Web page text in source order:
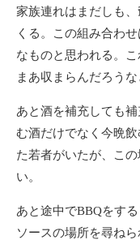
家族連れはまだしも
くる。この組み合わ
なものと思われる。
まあ収まらんだろうな
あと酒を補充しても
む酒だけでなく今晩
た若者がいたが、こ
い。
あと途中でBBQをす
ソースの場所を尋ね